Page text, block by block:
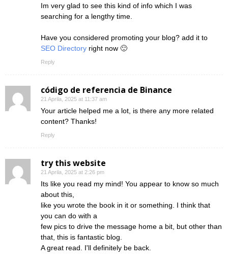
Im very glad to see this kind of info which I was
searching for a lengthy time.
Have you considered promoting your blog? add it to
SEO Directory right now 🙂
Reply
código de referencia de Binance
21 Aprila, 2025 at 11:37 am
Your article helped me a lot, is there any more related
content? Thanks!
Reply
try this website
21 Aprila, 2025 at 2:26 pm
Its like you read my mind! You appear to know so much
about this,
like you wrote the book in it or something. I think that
you can do with a
few pics to drive the message home a bit, but other than
that, this is fantastic blog.
A great read. I'll definitely be back.